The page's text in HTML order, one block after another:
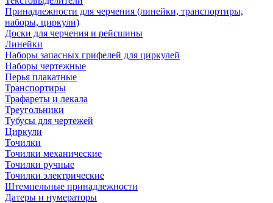
Принадлежности для черчения (линейки, транспортиры,
наборы, циркули)
Доски для черчения и рейсшины
Линейки
Наборы запасных грифелей для циркулей
Наборы чертежные
Перья плакатные
Транспортиры
Трафареты и лекала
Треугольники
Тубусы для чертежей
Циркули
Точилки
Точилки механические
Точилки ручные
Точилки электрические
Штемпельные принадлежности
Датеры и нумераторы